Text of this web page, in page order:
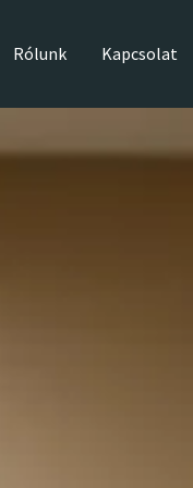
Rólunk Kapcsolat